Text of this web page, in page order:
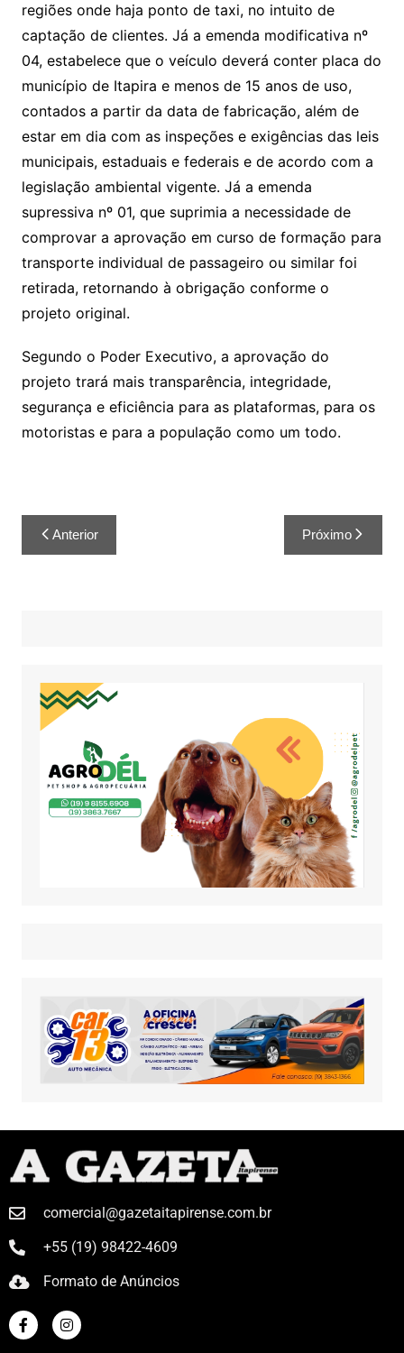
regiões onde haja ponto de taxi, no intuito de
captação de clientes. Já a emenda modificativa nº
04, estabelece que o veículo deverá conter placa do
município de Itapira e menos de 15 anos de uso,
contados a partir da data de fabricação, além de
estar em dia com as inspeções e exigências das leis
municipais, estaduais e federais e de acordo com a
legislação ambiental vigente. Já a emenda
supressiva nº 01, que suprimia a necessidade de
comprovar a aprovação em curso de formação para
transporte individual de passageiro ou similar foi
retirada, retornando à obrigação conforme o
projeto original.
Segundo o Poder Executivo, a aprovação do
projeto trará mais transparência, integridade,
segurança e eficiência para as plataformas, para os
motoristas e para a população como um todo.
Anterior Próximo
comercial@gazetaitapirense.com.br
+55 (19) 98422-4609
Formato de Anúncios